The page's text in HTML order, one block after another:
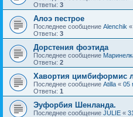
Ответы: 3
Алоэ пестрое
Последнее сообщение Alenchik «
Ответы: 3
Дорстения фоэтида
Последнее сообщение
Ответы: 2
Хавортия цимбиформис
Последнее сообщение Atilla « 05
Ответы: 1
Эуфорбия Шенланда.
Последнее сообщение JULIE «